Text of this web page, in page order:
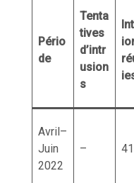
Pério
de
Tenta
tives
d’intr
usion
s
Avril–
Juin
2022
–